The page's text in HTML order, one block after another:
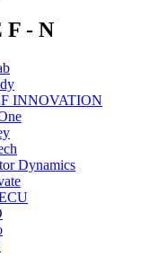
- N
INNOVATION
Dynamics